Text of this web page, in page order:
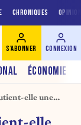
CHRONIQUES
ÉCONOMIE
S'ABONNER CONNEXION
elle une
elle